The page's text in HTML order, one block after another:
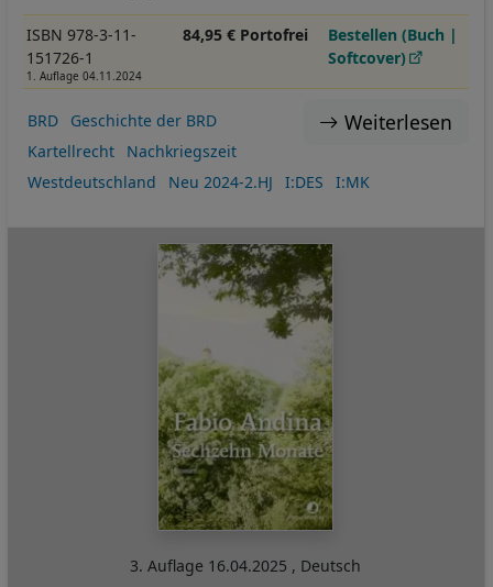
ISBN 978-3-11-
151726-1
1. Auflage 04.11.2024
84,95 € Portofrei
Bestellen (Buch |
Softcover)
Weiterlesen
BRD
Geschichte der BRD
Kartellrecht
Nachkriegszeit
Westdeutschland
Neu 2024-2.HJ I:DES I:MK
3. Auflage 16.04.2025 , Deutsch